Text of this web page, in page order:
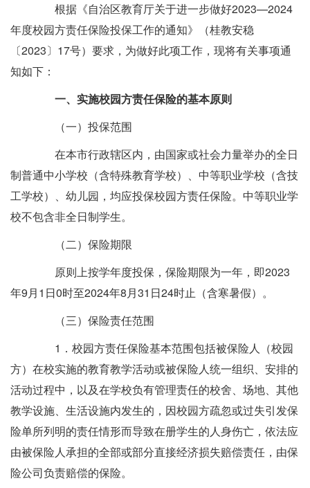
根据《自治区教育厅关于进一步做好2023—2024
年度校园方责任保险投保工作的通知》（桂教安稳
〔2023〕17号）要求，为做好此项工作，现将有关事项通
知如下：
一、实施校园方责任保险的基本原则
（一）投保范围
在本市行政辖区内，由国家或社会力量举办的全日
制普通中小学校（含特殊教育学校）、中等职业学校（含技
工学校）、幼儿园，均应投保校园方责任保险。中等职业学
校不包含非全日制学生。
（二）保险期限
原则上按学年度投保，保险期限为一年，即2023
年9月1日0时至2024年8月31日24时止（含寒暑假）。
（三）保险责任范围
1．校园方责任保险基本范围包括被保险人（校园
方）在校实施的教育教学活动或被保险人统一组织、安排的
活动过程中，以及在学校负有管理责任的校舍、场地、其他
教学设施、生活设施内发生的，因校园方疏忽或过失引发保
险单所列明的责任情形而导致在册学生的人身伤亡，依法应
由被保险人承担的全部或部分直接经济损失赔偿责任，由保
险公司负责赔偿的保险。